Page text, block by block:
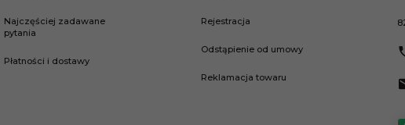
Najczęściej zadawane
pytania
Płatności i dostawy
Rejestracja
Odstąpienie od umowy
Reklamacja towaru